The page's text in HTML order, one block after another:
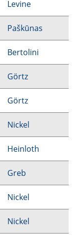
Levine
Paškūnas
Bertolini
Görtz
Görtz
Nickel
Heinloth
Greb
Nickel
Nickel